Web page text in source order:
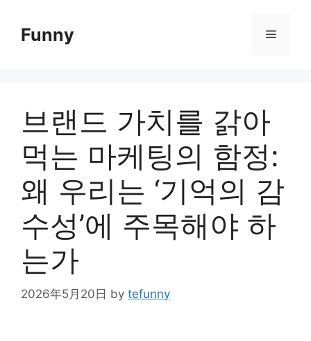
contentFunny Menu
브랜드 가치를 갉아
먹는 마케팅의 함정:
왜 우리는 ‘기억의 감
수성’에 주목해야 하
는가
2026年5月20日 by tefunny